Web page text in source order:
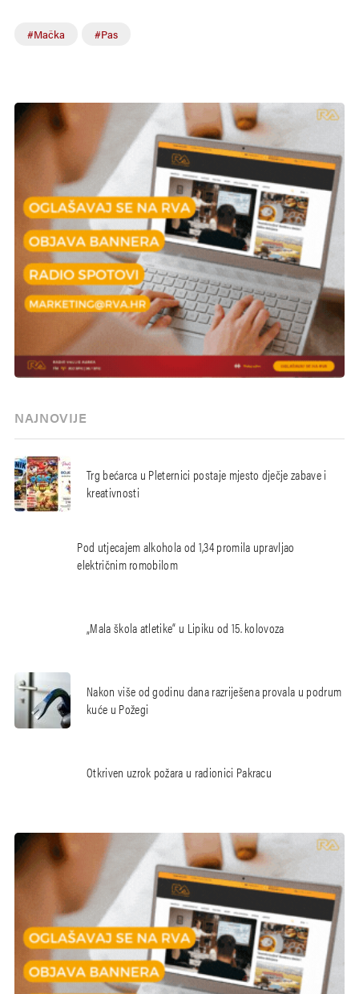
#Mačka #Pas
NAJNOVIJE
Trg bećarca u Pleternici postaje mjesto dječje zabave i
kreativnosti
Pod utjecajem alkohola od 1,34 promila upravljao
električnim romobilom
„Mala škola atletike“ u Lipiku od 15. kolovoza
Nakon više od godinu dana razriješena provala u podrum
kuće u Požegi
Otkriven uzrok požara u radionici Pakracu